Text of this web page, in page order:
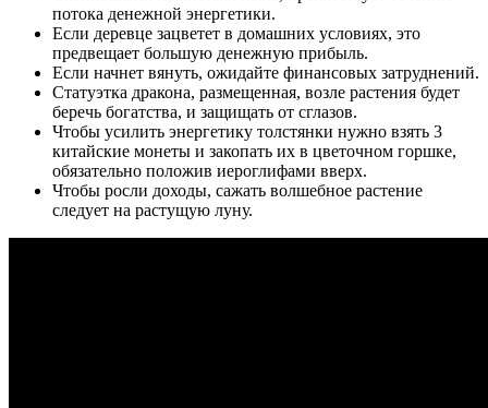
потока денежной энергетики.
Если деревце зацветет в домашних условиях, это
предвещает большую денежную прибыль.
Если начнет вянуть, ожидайте финансовых затруднений.
Статуэтка дракона, размещенная, возле растения будет
беречь богатства, и защищать от сглазов.
Чтобы усилить энергетику толстянки нужно взять 3
китайские монеты и закопать их в цветочном горшке,
обязательно положив иероглифами вверх.
Чтобы росли доходы, сажать волшебное растение
следует на растущую луну.